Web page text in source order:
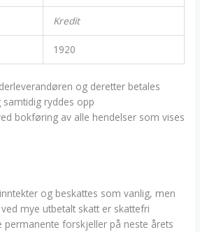
Kredit
1920
og deretter betales
ryddes opp
bokføring av alle hendelser som vises
og beskattes som vanlig, men
mye utbetalt skatt er skattefri
permanente forskjeller på neste årets